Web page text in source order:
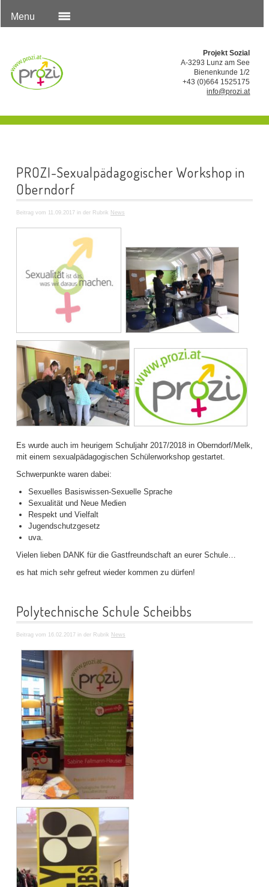
Projekt Sozial
A-3293 Lunz am See
Bienenkunde 1/2
+43 (0)664 1525175
info@prozi.at
Menu
PROZI-Sexualpädagogischer Workshop in
Oberndorf
Beitrag vom 11.09.2017 in der Rubrik News
Es wurde auch im heurigem Schuljahr 2017/2018 in Oberndorf/Melk,
mit einem sexualpädagogischen Schülerworkshop gestartet.
Schwerpunkte waren dabei:
Sexuelles Basiswissen-Sexuelle Sprache
Sexualität und Neue Medien
Respekt und Vielfalt
Jugendschutzgesetz
uva.
Vielen lieben DANK für die Gastfreundschaft an eurer Schule…
es hat mich sehr gefreut wieder kommen zu dürfen!
Polytechnische Schule Scheibbs
Beitrag vom 16.02.2017 in der Rubrik News